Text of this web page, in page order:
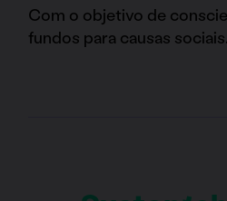
Com o objetivo de
fundos para causas sociais.